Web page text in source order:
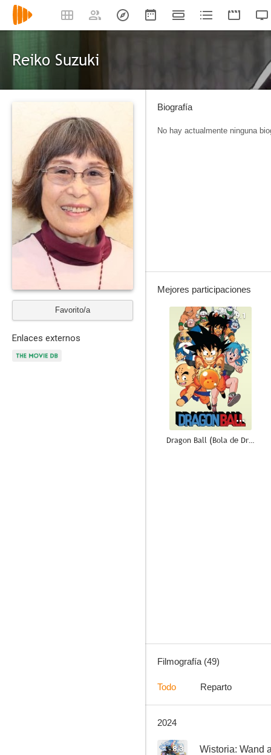
Reiko Suzuki
Favorito/a
Enlaces externos
Biografía
No hay actualmente ninguna
Mejores participaciones
9.1
Dragon Ball (Bola de Dragón)
8.1
Filmografía (49)
Todo Reparto
2024
8.3 Wistoria: Wand